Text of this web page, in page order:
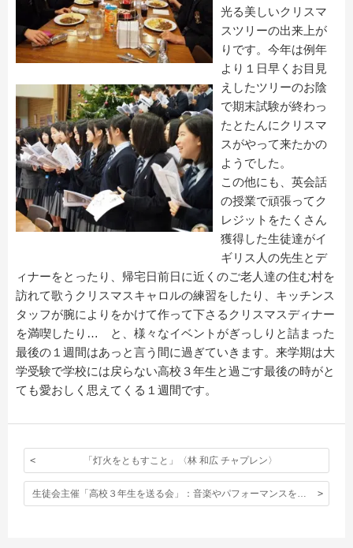
光る美しいクリスマ
スツリーの出来上が
りです。今年は例年
より１日早くお目見
えしたツリーのお陰
で期末試験が終わっ
たとたんにクリスマ
スがやって来たかの
ようでした。
この他にも、英会話
の授業で頑張ってク
レジットをたくさん
獲得した生徒達がイ
ギリス人の先生とデ
ィナーをとったり、帰宅日前日に近くのご老人達の住む村を
訪れて歌うクリスマスキャロルの練習をしたり、キッチンス
タッフが腕によりをかけて作って下さるクリスマスディナー
を満喫したり… と、様々なイベントがぎっしりと詰まった
最後の１週間はあっと言う間に過ぎていきます。来学期は大
学受験で学校には戻らない高校３年生と過ごす最後の時がと
ても愛おしく思えてくる１週間です。
「灯火をともすこと」〈林 和広 チャプレン〉